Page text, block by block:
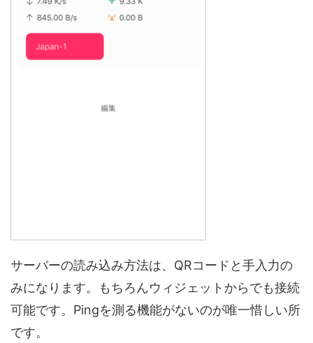
サーバーの読み込み方法は、QRコードと手入力の
みになります。もちろんウィジェットからでも接続
可能です。Pingを測る機能がないのが唯一惜しい所
です。